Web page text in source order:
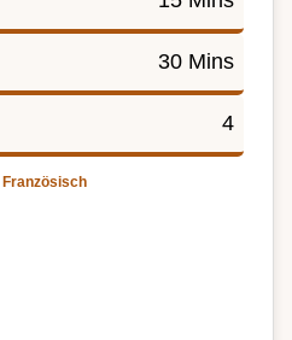
30 Mins
4
Französisch